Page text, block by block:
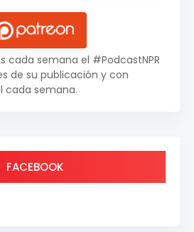
cada semana el #PodcastNPR
de su publicación y con
cada semana.
FACEBOOK